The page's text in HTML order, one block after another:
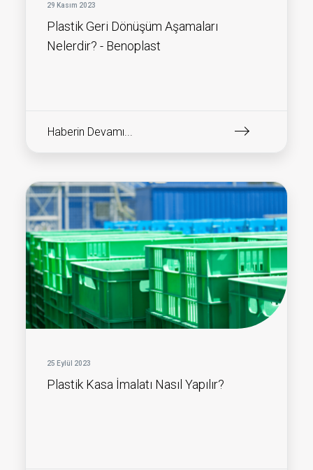
29 Kasım 2023
Plastik Geri Dönüşüm Aşamaları
Nelerdir? - Benoplast
Haberin Devamı...
25 Eylül 2023
Plastik Kasa İmalatı Nasıl Yapılır?